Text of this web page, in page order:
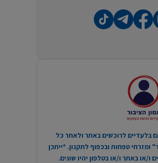
בלעדיים לרוכשים באתר ולאחר כל
טפחות ובכפוף לתקנון. *ייתכן
ו/או באתר ו/או בטלפון יהיו שונים.